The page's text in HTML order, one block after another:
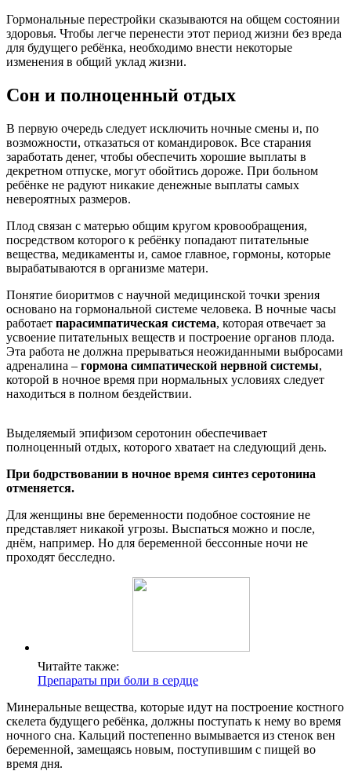
Гормональные перестройки сказываются на общем состоянии
здоровья. Чтобы легче перенести этот период жизни без вреда
для будущего ребёнка, необходимо внести некоторые
изменения в общий уклад жизни.
Сон и полноценный отдых
В первую очередь следует исключить ночные смены и, по
возможности, отказаться от командировок. Все старания
заработать денег, чтобы обеспечить хорошие выплаты в
декретном отпуске, могут обойтись дороже. При больном
ребёнке не радуют никакие денежные выплаты самых
невероятных размеров.
Плод связан с матерью общим кругом кровообращения,
посредством которого к ребёнку попадают питательные
вещества, медикаменты и, самое главное, гормоны, которые
вырабатываются в организме матери.
Понятие биоритмов с научной медицинской точки зрения
основано на гормональной системе человека. В ночные часы
работает парасимпатическая система, которая отвечает за
усвоение питательных веществ и построение органов плода.
Эта работа не должна прерываться неожиданными выбросами
адреналина – гормона симпатической нервной системы,
которой в ночное время при нормальных условиях следует
находиться в полном бездействии.
Выделяемый эпифизом серотонин обеспечивает
полноценный отдых, которого хватает на следующий день.
При бодрствовании в ночное время синтез серотонина
отменяется.
Для женщины вне беременности подобное состояние не
представляет никакой угрозы. Выспаться можно и после,
днём, например. Но для беременной бессонные ночи не
проходят бесследно.
Читайте также:
Препараты при боли в сердце
Минеральные вещества, которые идут на построение костного
скелета будущего ребёнка, должны поступать к нему во время
ночного сна. Кальций постепенно вымывается из стенок вен
беременной, замещаясь новым, поступившим с пищей во
время дня.